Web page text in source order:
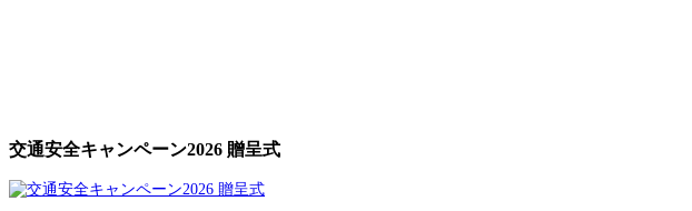
交通安全キャンペーン2026 贈呈式